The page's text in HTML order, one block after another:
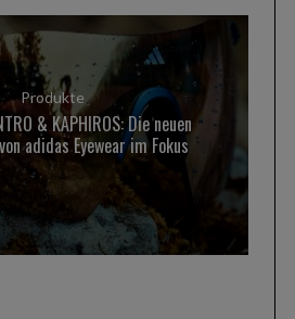
Produkte
& KAPHIROS: Die neuen
adidas Eyewear im Fokus